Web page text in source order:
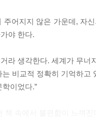
주어지지 않은 가운데, 자
야 한다.
라 생각한다. 세계가 무
비교적 정확히 기억하
이었다.”